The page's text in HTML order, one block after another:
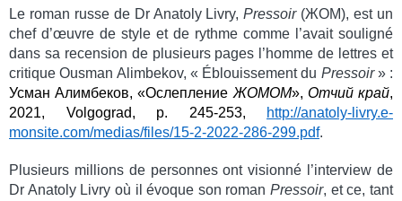
Le roman russe de Dr Anatoly Livry,Pressoir (ЖОМ), est un
chef d’œuvre de style et de rythme comme l’avait souligné
dans sa recension de plusieurs pages l’homme de lettres et
critique Ousman Alimbekov, « Éblouissement du Pressoir» :
Усман Алимбеков, «Ослепление ЖОМОМ», Отчий край,
2021, Volgograd, p. 245-253,
http://anatoly-livry.e-
monsite.com/medias/files/15-2-2022-286-299.pdf.
Plusieurs millions de personnes ont visionné l’interview de
Dr Anatoly Livry où il évoque son romanPressoir, et ce, tant